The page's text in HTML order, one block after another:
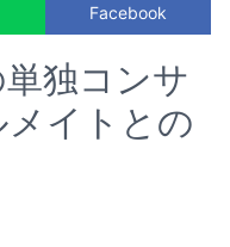
Facebook
独コンサ
イトとの